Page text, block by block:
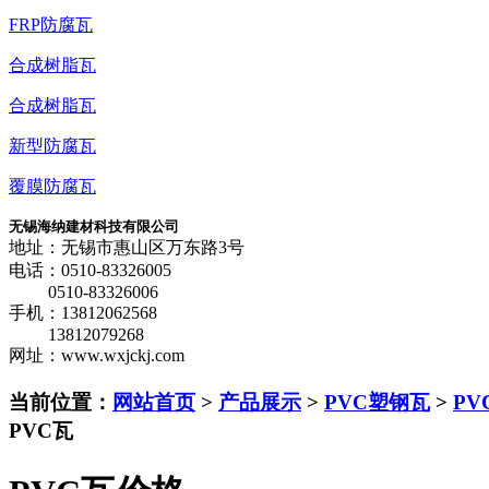
FRP防腐瓦
合成树脂瓦
合成树脂瓦
新型防腐瓦
覆膜防腐瓦
无锡海纳建材科技有限公司
地址：无锡市惠山区万东路3号
电话：0510-83326005
0510-83326006
手机：13812062568
13812079268
网址：www.wxjckj.com
当前位置： 网站首页 > 产品展示 > PVC塑钢瓦>
PVC瓦